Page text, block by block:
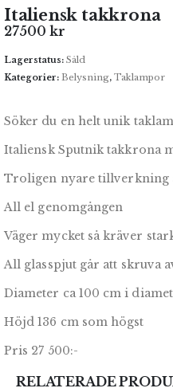
Italiensk takkrona
27500 kr
Lagerstatus: Såld
Kategorier: Belysning, Taklampor
Söker du en helt unik
Italiensk Sputnik takkrona
Troligen nyare tillverkning
All el genomgången
Väger mycket så kräver
All glasspjut går att skruva
Diameter ca 100 cm i
Höjd 136 cm som högst
Pris 27 500:-
RELATERADE